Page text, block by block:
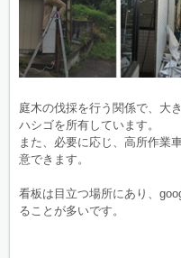
庭木の伐採を行う関係で、大
ハシゴを所有しています。
また、必要に応じ、高所作業
意できます。
看板は目立つ場所にあり、
ることが多いです。